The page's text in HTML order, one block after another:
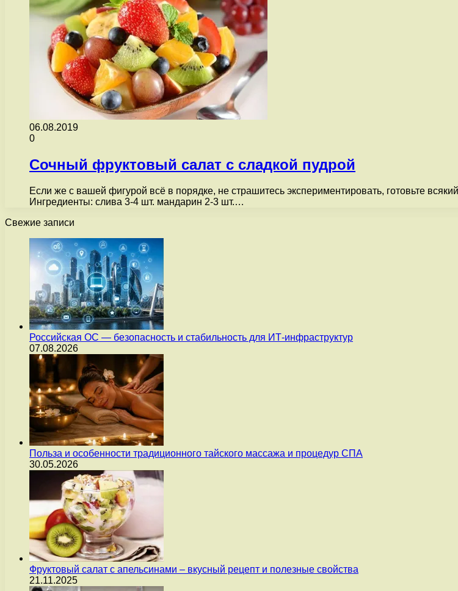
06.08.2019
0
Сочный фруктовый салат с сладкой пудрой
Если же с вашей фигурой всё в порядке, не страшитесь экспериментировать, готовьте
Ингредиенты: слива 3-4 шт. мандарин 2-3 шт.…
Свежие записи
Российская ОС — безопасность и стабильность для ИТ-инфраструктур
07.08.2026
Польза и особенности традиционного тайского массажа и процедур СПА
30.05.2026
Фруктовый салат с апельсинами – вкусный рецепт и полезные свойства
21.11.2025